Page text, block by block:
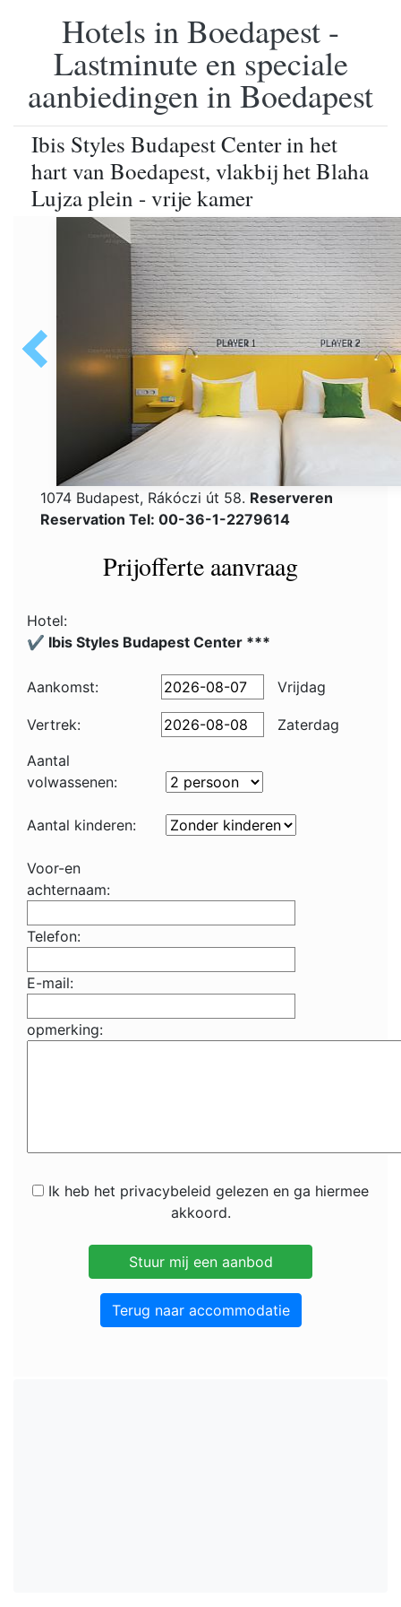
Hotels in Boedapest -
Lastminute en speciale
aanbiedingen in Boedapest
Ibis Styles Budapest Center in het
hart van Boedapest, vlakbij het Blaha
Lujza plein - vrije kamer
1074 Budapest, Rákóczi út 58. Reserveren
Reservation Tel: 00-36-1-2279614
Prijofferte aanvraag
Hotel:
✔️ Ibis Styles Budapest Center ***
Aankomst: Vrijdag
Vertrek:
Zaterdag
Aantal
volwassenen:
Aantal kinderen:
Voor-en
achternaam:
Telefon:
E-mail:
opmerking:
Ik heb het privacybeleid gelezen en ga hiermee
akkoord.
Terug naar accommodatie